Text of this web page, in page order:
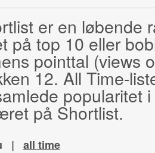
er en løbende
på top 10 eller
pointtal (views
12. All Time-
popularitet
på Shortlist.
| all time